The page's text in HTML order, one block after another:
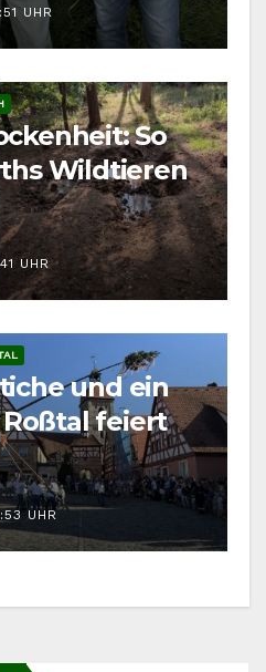
UHR
So
Wildtieren
UHR
und ein
feiert
UHR